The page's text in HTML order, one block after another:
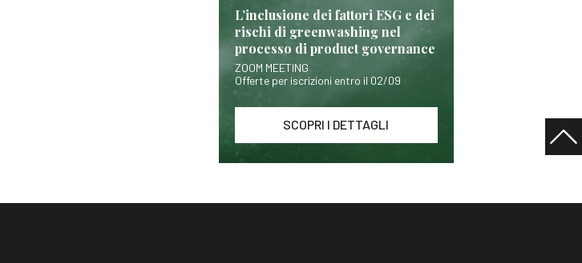
L’inclusione dei fattori ESG e dei
rischi di greenwashing nel
processo di product governance
ZOOM MEETING
Offerte per iscrizioni entro il 02/09
SCOPRI I DETTAGLI